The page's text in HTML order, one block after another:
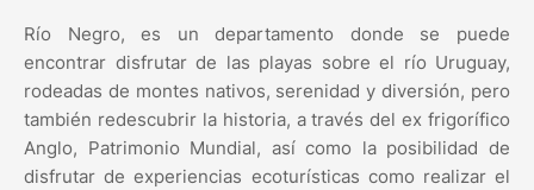
Río Negro, es un departamento donde se puede
encontrar disfrutar de las playas sobre el río Uruguay,
rodeadas de montes nativos, serenidad y diversión, pero
también redescubrir la historia, a través del ex frigorífico
Anglo, Patrimonio Mundial, así como la posibilidad de
disfrutar de experiencias ecoturísticas como realizar el